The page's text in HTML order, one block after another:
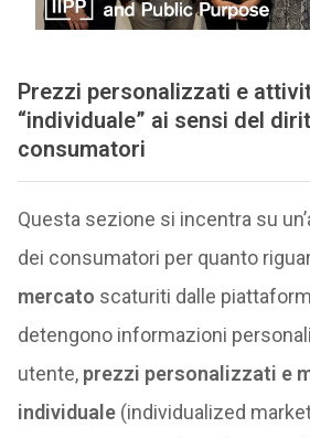
Prezzi personalizzati e
“individuale” ai sensi del
consumatori
Questa sezione si incentra su
dei consumatori per quanto
mercato scaturiti dalle
detengono informazioni
utente, prezzi personalizzati e
individuale(individualized